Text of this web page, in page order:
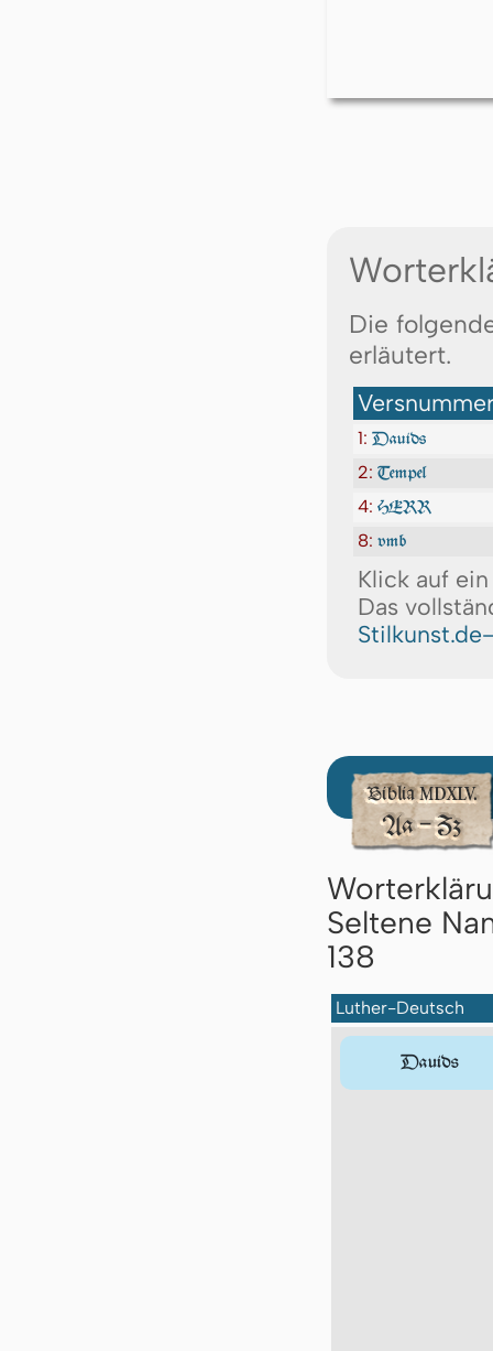
Die
erläutert.
1: Dauids
2: Tempel
4: HERR
8: vmb
Klick auf
Das
Seltene
138
Luther-Deutsch
Dauids